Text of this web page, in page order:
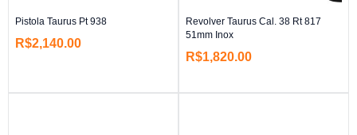
Pistola Taurus Pt 938
R$2,140.00
Revolver Taurus Cal. 38 Rt 817
51mm Inox
R$1,820.00